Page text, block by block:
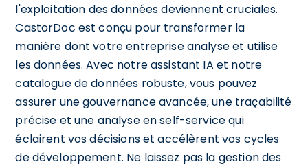
l'exploitation des données deviennent cruciales.
CastorDoc est conçu pour transformer la
manière dont votre entreprise analyse et utilise
les données. Avec notre assistant IA et notre
catalogue de données robuste, vous pouvez
assurer une gouvernance avancée, une traçabilité
précise et une analyse en self-service qui
éclairent vos décisions et accélèrent vos cycles
de développement. Ne laissez pas la gestion des